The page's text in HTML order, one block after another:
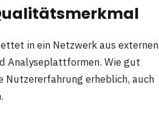
in ein Netzwerk aus externen
Analyseplattformen. Wie gut
erheblich, auch